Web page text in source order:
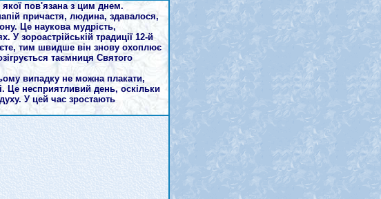
пов'язана з цим днем.
причастя, людина, здавалося,
Це наукова мудрість,
зороастрійській традиції 12-й
тим швидше він знову охоплює
таємниця Святого
випадку не можна плакати,
Це несприятливий день, оскільки
У цей час зростають